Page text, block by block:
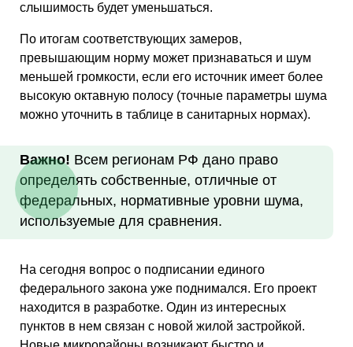
слышимость будет уменьшаться.
По итогам соответствующих замеров,
превышающим норму может признаваться и шум
меньшей громкости, если его источник имеет более
высокую октавную полосу (точные параметры шума
можно уточнить в таблице в санитарных нормах).
Важно! Всем регионам РФ дано право
определять собственные, отличные от
федеральных, нормативные уровни шума,
используемые для сравнения.
На сегодня вопрос о подписании единого
федерального закона уже поднимался. Его проект
находится в разработке. Один из интересных
пунктов в нем связан с новой жилой застройкой.